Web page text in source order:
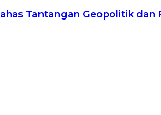
Tantangan Geopolitik dan